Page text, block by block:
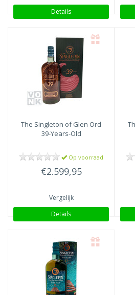
Details
The Singleton of Glen Ord
39-Years-Old
Op voorraad
€2.599,95
Vergelijk
Details